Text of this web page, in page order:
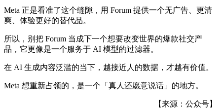
Meta 正是看准了这个缝隙，用 Forum 提供一个无广告、更清
爽、体验更好的替代品。
所以，别把 Forum 当成下一个想要改变世界的爆款社交产
品，它更像是一个服务于 AI 模型的过滤器。
在 AI 生成内容泛滥的当下，越接近人的数据，才越有价值。
Meta 想重新占领的，是一个「真人还愿意说话」的地方。
【来源：公众号】